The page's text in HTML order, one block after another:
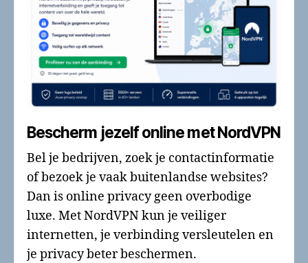
Bescherm jezelf online met NordVPN
Bel je bedrijven, zoek je contactinformatie
of bezoek je vaak buitenlandse websites?
Dan is online privacy geen overbodige
luxe. Met NordVPN kun je veiliger
internetten, je verbinding versleutelen en
je privacy beter beschermen.